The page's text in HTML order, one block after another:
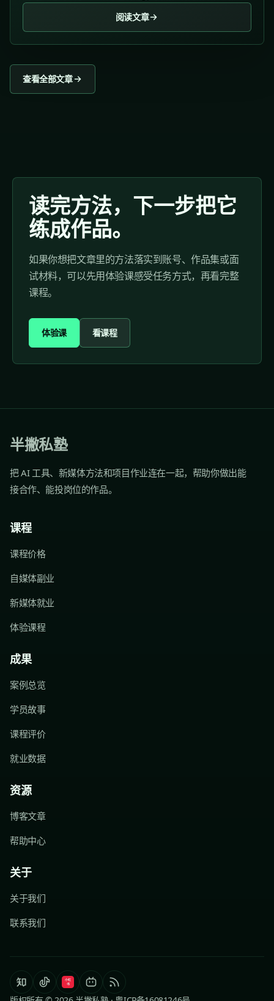
多但是还挺有意思的。 01 办公提效工具...
阅读文章
查看全部文章
读完方法，下一步把它
练成作品。
如果你想把文章里的方法落实到账号、作品集或面
试材料，可以先用体验课感受任务方式，再看完整
课程。
体验课 看课程
半撇私塾
把 AI 工具、新媒体方法和项目作业连在一起，帮助你做出能
接合作、能投岗位的作品。
课程
课程价格
自媒体副业
新媒体就业
体验课程
成果
案例总览
学员故事
课程评价
就业数据
资源
博客文章
帮助中心
关于
关于我们
联系我们